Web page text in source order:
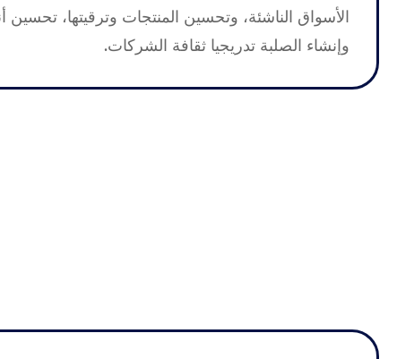
الأسواق الناشئة، وتحسين المنتجات وترقيتها، تحسين
وإنشاء الصلبة تدريجيا ثقافة الشركات.